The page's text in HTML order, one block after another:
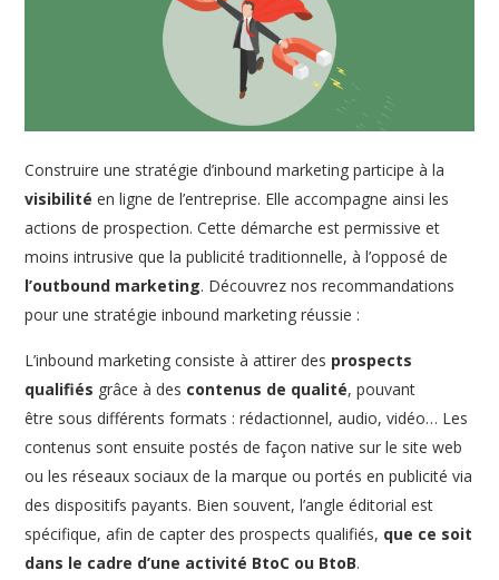
Construire une stratégie d’inbound marketing participe à la
visibilité en ligne de l’entreprise. Elle accompagne ainsi les
actions de prospection. Cette démarche est permissive et
moins intrusive que la publicité traditionnelle, à l’opposé de
l’outbound marketing. Découvrez nos recommandations
pour une stratégie inbound marketing réussie :
L’inbound marketing consiste à attirer des prospects
qualifiés grâce à des contenus de qualité, pouvant
être sous différents formats : rédactionnel, audio, vidéo… Les
contenus sont ensuite postés de façon native sur le site web
ou les réseaux sociaux de la marque ou portés en publicité via
des dispositifs payants. Bien souvent, l’angle éditorial est
spécifique, afin de capter des prospects qualifiés, que ce soit
dans le cadre d’une activité BtoC ou BtoB.